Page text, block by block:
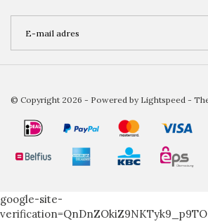
© Copyright 2026 - Powered by Lightspeed -
google-site-